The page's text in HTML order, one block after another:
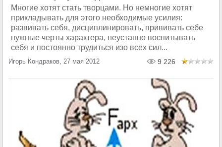
Многие хотят стать творцами. Но немногие хотят
прикладывать для этого необходимые усилия:
развивать себя, дисциплинировать, прививать себе
нужные черты характера, неустанно воспитывать
себя и постоянно трудиться изо всех сил...
Игорь Кондраков, 27 мая 2012 9 226